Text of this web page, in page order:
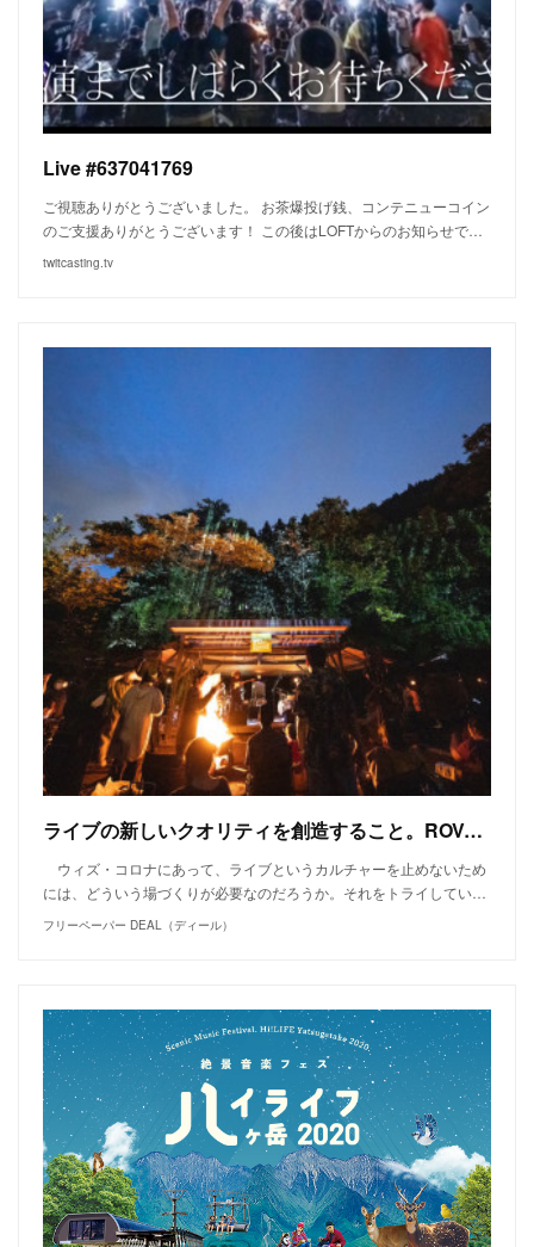
Live #637041769
ご視聴ありがとうございました。 お茶爆投げ銭、コンテニューコイン
のご支援ありがとうございます！ この後はLOFTからのお知らせで…
twitcasting.tv
ライブの新しいクオリティを創造すること。ROVO @ライブフォレスト
ウィズ・コロナにあって、ライブというカルチャーを止めないため
には、どういう場づくりが必要なのだろうか。それをトライしてい…
フリーペーパー DEAL（ディール）